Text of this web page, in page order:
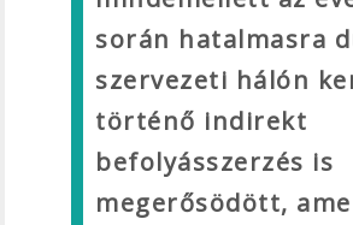
során hatalmasra
szervezeti hálón
történő indirekt
befolyásszerzés is
megerősödött,